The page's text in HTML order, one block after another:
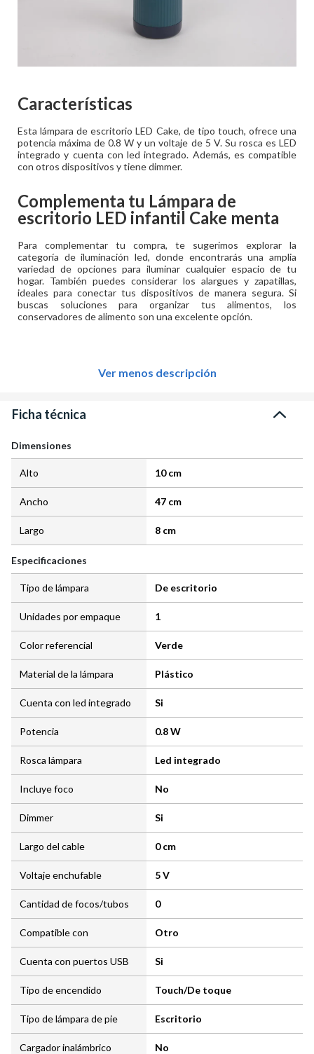
Características
Esta lámpara de escritorio LED Cake, de tipo touch, ofrece una
potencia máxima de 0.8 W y un voltaje de 5 V. Su rosca es LED
integrado y cuenta con led integrado. Además, es compatible
con otros dispositivos y tiene dimmer.
Complementa tu Lámpara de
escritorio LED infantil Cake menta
Para complementar tu compra, te sugerimos explorar la
categoría de iluminación led, donde encontrarás una amplia
variedad de opciones para iluminar cualquier espacio de tu
hogar. También puedes considerar los alargues y zapatillas,
ideales para conectar tus dispositivos de manera segura. Si
buscas soluciones para organizar tus alimentos, los
conservadores de alimento son una excelente opción.
Ver menos descripción
Ficha técnica
Dimensiones
Alto 10 cm
Ancho 47 cm
Largo 8 cm
Especificaciones
Tipo de lámpara De escritorio
Unidades por empaque 1
Color referencial Verde
Material de la lámpara Plástico
Cuenta con led integrado Si
Potencia 0.8 W
Rosca lámpara Led integrado
Incluye foco No
Dimmer Si
Largo del cable 0 cm
Voltaje enchufable 5 V
Cantidad de focos/tubos 0
Compatible con Otro
Cuenta con puertos USB Si
Tipo de encendido Touch/De toque
Tipo de lámpara de pie Escritorio
Cargador inalámbrico No